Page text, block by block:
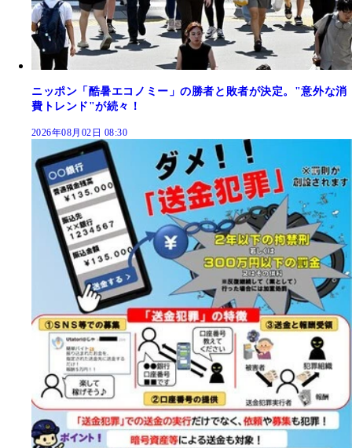
ニッポン「酷暑エコノミー」の勝者と敗者が決定。"意外な消
費トレンド"が続々！
2026年08月02日 08:30